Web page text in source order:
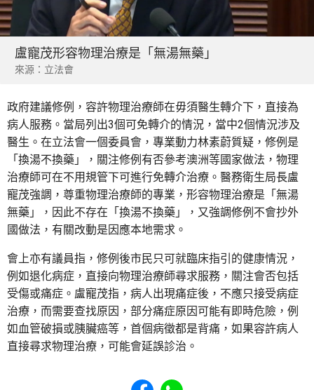
盧寵茂形容物理治療是「無湯無藥」
來源：立法會
政府建議修例，容許物理治療師在毋須醫生轉介下，直接為
病人服務。當局列出3個可免轉介的情況，當中2個情況涉及
醫生。在立法會一個委員會，專業動力林素蔚質疑，修例是
「換湯不換藥」，關注修例有否參考澳洲等國家做法，物理
治療師可在不用規管下可進行免轉介治療。醫務衛生局長盧
寵茂強調，尊重物理治療師的專業，形容物理治療是「無湯
無藥」，因此不存在「換湯不換藥」，又強調修例不會抄外
國做法，有關改動是因應本地需求。
會上亦有議員指，修例後市民只可就臨床指引的健康情況，
例如退化病症，直接向物理治療師尋求服務，關注會否包括
受傷或痛症。盧寵茂指，病人出現痛症後，不應只接受病症
治療，而需要查找原因，部分痛症原因可能有即時危險，例
如血管破損或胰臟癌等，首個病徵都是背痛，如果容許病人
直接尋求物理治療，可能會延誤診治。
Share to Facebook
Share to WhatsApp